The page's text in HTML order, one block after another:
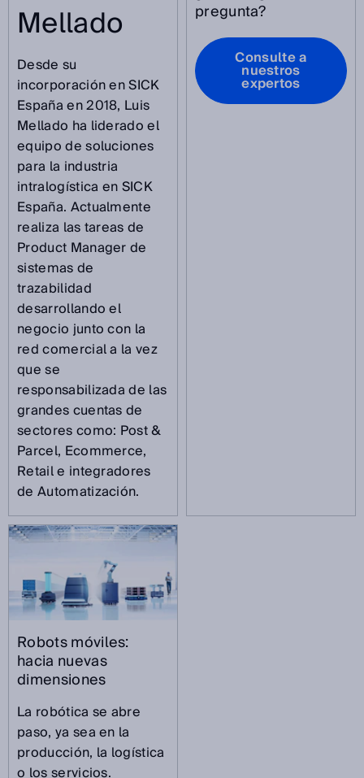
Mellado
Desde su
incorporación en SICK
España en 2018, Luis
Mellado ha liderado el
equipo de soluciones
para la industria
intralogística en SICK
España. Actualmente
realiza las tareas de
Product Manager de
sistemas de
trazabilidad
desarrollando el
negocio junto con la
red comercial a la vez
que se
responsabilizada de las
grandes cuentas de
sectores como: Post &
Parcel, Ecommerce,
Retail e integradores
de Automatización.
pregunta?
Consulte a
nuestros
expertos
Robots móviles:
hacia nuevas
dimensiones
La robótica se abre
paso, ya sea en la
producción, la logística
o los servicios.